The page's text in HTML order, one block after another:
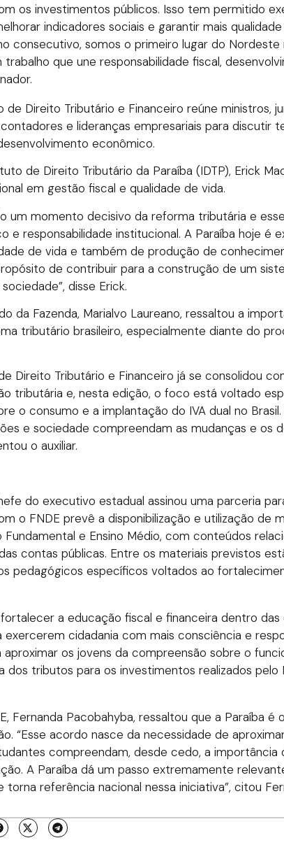
os investimentos públicos. Isso tem permitido
indicadores sociais e garantir mais
consecutivo, somos o primeiro lugar do
que une responsabilidade fiscal,
de Direito Tributário e Financeiro reúne ministros,
e lideranças empresariais para discutir
econômico.
de Direito Tributário da Paraíba (IDTP), Erick
em gestão fiscal e qualidade de vida.
um momento decisivo da reforma tributária e
e responsabilidade institucional. A Paraíba hoje é
de vida e também de produção de
de contribuir para a construção de um
disse Erick.
da Fazenda, Marialvo Laureano, ressaltou a
tributário brasileiro, especialmente diante do
Direito Tributário e Financeiro já se consolidou
tributária e, nesta edição, o foco está voltado
o consumo e a implantação do IVA dual no
e sociedade compreendam as mudanças e os
o auxiliar.
do executivo estadual assinou uma parceria
o FNDE prevê a disponibilização e utilização de
e Ensino Médio, com conteúdos
contas públicas. Entre os materiais previstos
pedagógicos específicos voltados ao
a educação fiscal e financeira dentro das
cidadania com mais consciência e
os jovens da compreensão sobre o
dos tributos para os investimentos realizados pelo
Fernanda Pacobahyba, ressaltou que a Paraíba
“Esse acordo nasce da necessidade de
compreendam, desde cedo, a importância
A Paraíba dá um passo extremamente
referência nacional nessa iniciativa”, citou